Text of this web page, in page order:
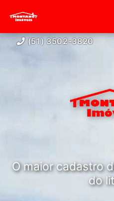
(51) 3502-3820
O maior cadastro
do